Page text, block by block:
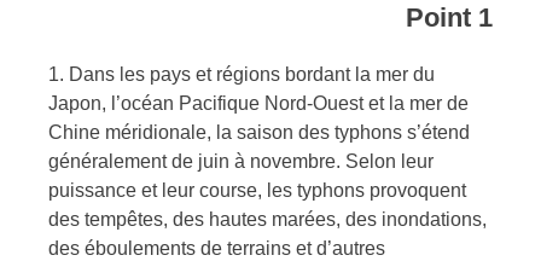
Point 1
1. Dans les pays et régions bordant la mer du
Japon, l’océan Pacifique Nord-Ouest et la mer de
Chine méridionale, la saison des typhons s’étend
généralement de juin à novembre. Selon leur
puissance et leur course, les typhons provoquent
des tempêtes, des hautes marées, des inondations,
des éboulements de terrains et d’autres